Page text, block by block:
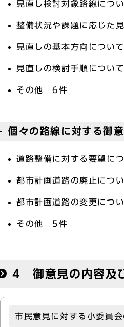
見直し検討対象路線につ
整備状況や課題に応じた
見直しの基本方向につい
見直しの検討手順につい
その他 6件
個々の路線に対する御
道路整備に対する要望に
都市計画道路の廃止につ
都市計画道路の変更につ
その他 5件
4 御意見の内容及
市民意見に対する小委員